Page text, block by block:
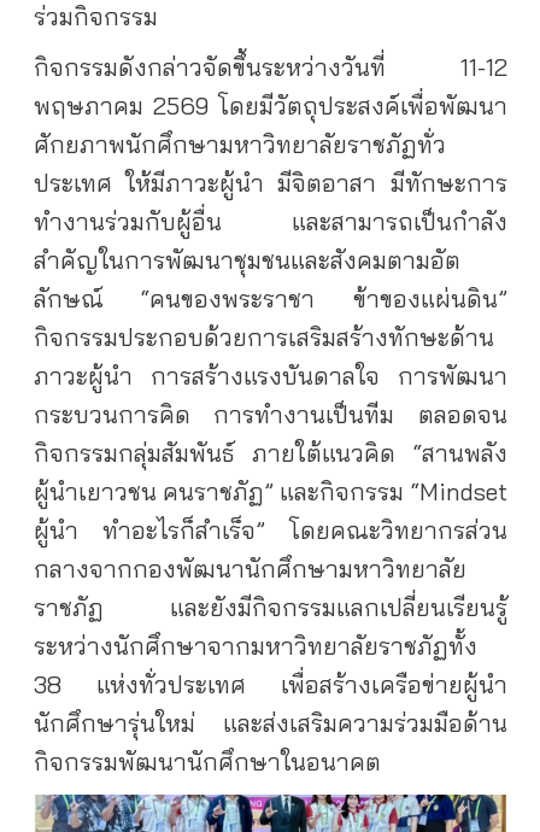
ร่วมกิจกรรม
กิจกรรมดังกล่าวจัดขึ้นระหว่างวันที่ 11-12
พฤษภาคม 2569 โดยมีวัตถุประสงค์เพื่อพัฒนา
ศักยภาพนักศึกษามหาวิทยาลัยราชภัฏทั่ว
ประเทศ ให้มีภาวะผู้นำ มีจิตอาสา มีทักษะการ
ทำงานร่วมกับผู้อื่น และสามารถเป็นกำลัง
สำคัญในการพัฒนาชุมชนและสังคมตามอัต
ลักษณ์ “คนของพระราชา ข้าของแผ่นดิน”
กิจกรรมประกอบด้วยการเสริมสร้างทักษะด้าน
ภาวะผู้นำ การสร้างแรงบันดาลใจ การพัฒนา
กระบวนการคิด การทำงานเป็นทีม ตลอดจน
กิจกรรมกลุ่มสัมพันธ์ ภายใต้แนวคิด “สานพลัง
ผู้นำเยาวชน คนราชภัฏ” และกิจกรรม “Mindset
ผู้นำ ทำอะไรก็สำเร็จ” โดยคณะวิทยากรส่วน
กลางจากกองพัฒนานักศึกษามหาวิทยาลัย
ราชภัฏ และยังมีกิจกรรมแลกเปลี่ยนเรียนรู้
ระหว่างนักศึกษาจากมหาวิทยาลัยราชภัฏทั้ง
38 แห่งทั่วประเทศ เพื่อสร้างเครือข่ายผู้นำ
นักศึกษารุ่นใหม่ และส่งเสริมความร่วมมือด้าน
กิจกรรมพัฒนานักศึกษาในอนาคต